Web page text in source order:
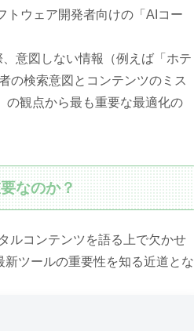
トウェア開発者向けの「AIコー
意図しない情報（例えば「ホテ
の検索意図とコンテンツのミス
の観点から最も重要な最適化の
なのか？
ルコンテンツを語る上で欠かせ
ツールの重要性を知る近道とな